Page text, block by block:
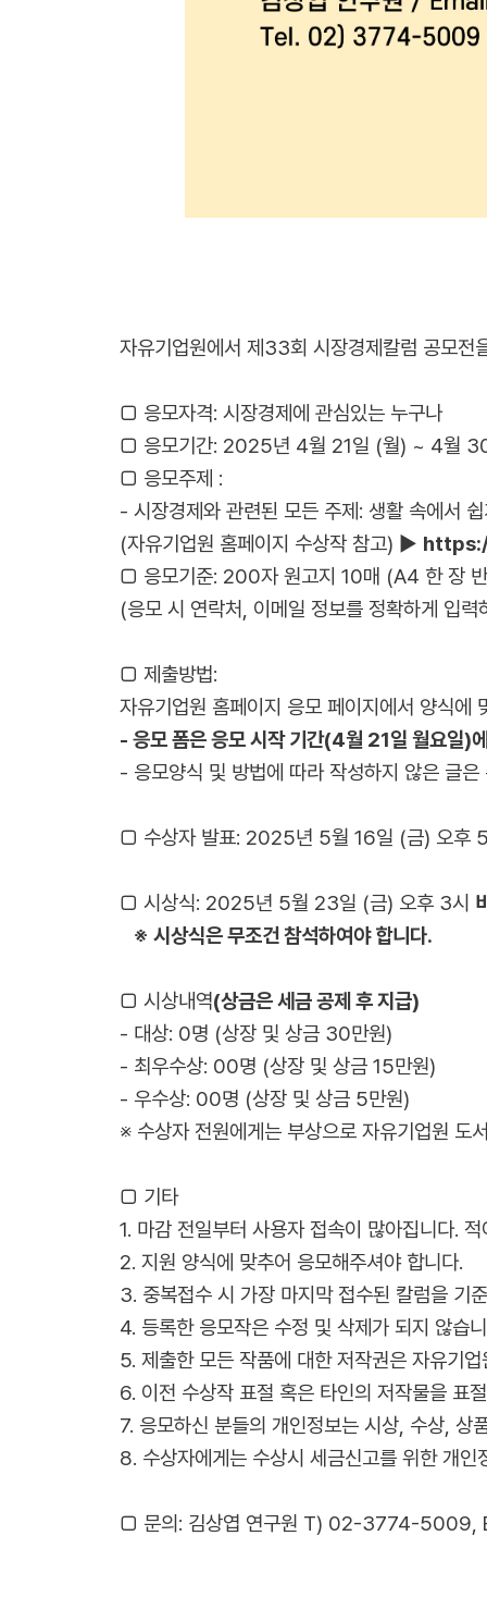
자유기업원에서 제33회 시장경제칼럼 공모전
□ 응모자격: 시장경제에 관심있는 누구나
□ 응모기간: 2025년 4월 21일 (월) ~ 4월
□ 응모주제 :
- 시장경제와 관련된 모든 주제: 생활 속에서
(자유기업원 홈페이지 수상작 참고) ▶
□ 응모기준: 200자 원고지 10매 (A4 한 장
(응모 시 연락처, 이메일 정보를 정확하게 입력
□ 제출방법:
자유기업원 홈페이지 응모 페이지에서 양식
- 응모 폼은 응모 시작 기간(4월 21일 월요일)
- 응모양식 및 방법에 따라 작성하지 않은 글
□ 수상자 발표: 2025년 5월 16일 (금) 오후 5
□ 시상식: 2025년 5월 23일 (금) 오후 3시
※ 시상식은 무조건 참석하여야 합니다.
□ 시상내역(상금은 세금 공제 후 지급)
- 대상: 0명 (상장 및 상금 30만원)
- 최우수상: 00명 (상장 및 상금 15만원)
- 우수상: 00명 (상장 및 상금 5만원)
※ 수상자 전원에게는 부상으로 자유기업원 도
□ 기타
1. 마감 전일부터 사용자 접속이 많아집니다.
2. 지원 양식에 맞추어 응모해주셔야 합니다.
3. 중복접수 시 가장 마지막 접수된 칼럼을 기
4. 등록한 응모작은 수정 및 삭제가 되지 않습
5. 제출한 모든 작품에 대한 저작권은 자유기
6. 이전 수상작 표절 혹은 타인의 저작물을 표
7. 응모하신 분들의 개인정보는 시상, 수상, 상
8. 수상자에게는 수상시 세금신고를 위한 개
□ 문의: 김상엽 연구원 T) 02-3774-5009,